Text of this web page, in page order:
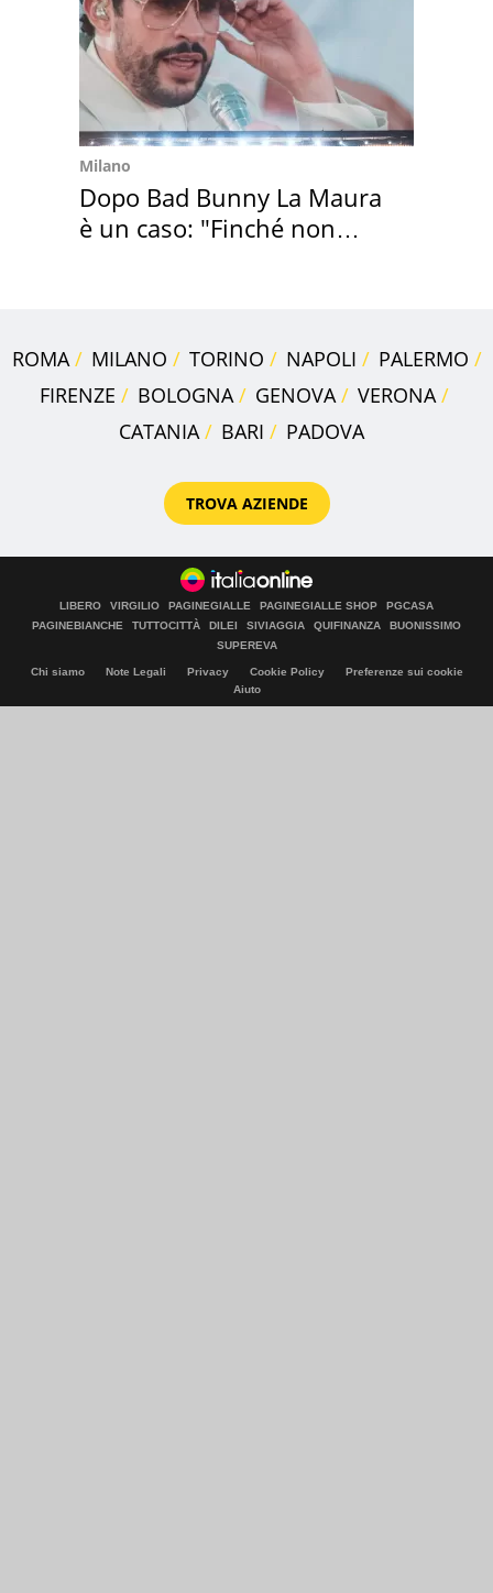
Milano
Dopo Bad Bunny La Maura
è un caso: "Finché non
ROMA MILANO TORINO NAPOLI
PALERMO
FIRENZE
BOLOGNA GENOVA
VERONA
CATANIA
BARI PADOVA
TROVA AZIENDE
LIBERO VIRGILIO PAGINEGIALLE PAGINEGIALLE SHOP
PGCASA
PAGINEBIANCHE
TUTTOCITTÀ DILEI SIVIAGGIA QUIFINANZA
BUONISSIMO
SUPEREVA
Chi siamo Note Legali Privacy Cookie Policy
Preferenze sui cookie
Aiuto